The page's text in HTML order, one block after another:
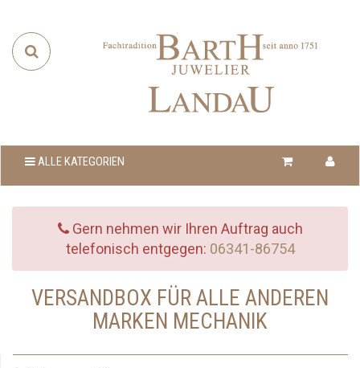
ALLE KATEGORIEN
Gern nehmen wir Ihren Auftrag auch
telefonisch entgegen: 06341-86754
VERSANDBOX FÜR ALLE ANDEREN
MARKEN MECHANIK